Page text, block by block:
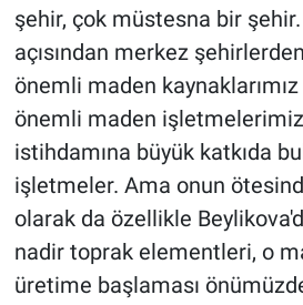
şehir, çok müstesna bir
açısından merkez
önemli maden
önemli maden işletmelerimiz
istihdamına büyük katkıda
işletmeler. Ama onun
olarak da özellikle
nadir toprak elementleri, o
üretime başlaması